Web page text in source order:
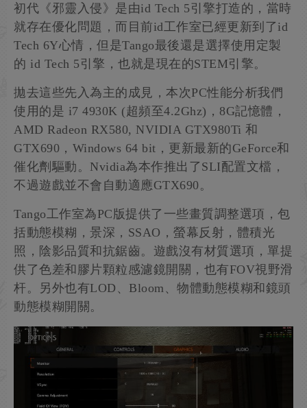
初代《邪靈入侵》是由id Tech 5引擎打造的，當時
就存在優化問題，而目前id工作室已經更新到了id
Tech 6Y心情，但是Tango最後還是選擇使用定製
的 id Tech 5引擎，也就是現在的STEM引擎。
拋去這些先入為主的成見，本次PC性能分析我們
使用的是 i7 4930K (超頻至4.2Ghz)，8G記憶體，
AMD Radeon RX580, NVIDIA GTX980Ti 和
GTX690，Windows 64 bit，更新最新的GeForce和
催化劑驅動。Nvidia為本作推出了SLI配置文檔，
不過遊戲並不會自動適應GTX690。
Tango工作室為PC版提供了一些畫質調整選項，包
括動態模糊，景深，SSAO，螢幕反射，體積光
照，陰影品質和抗鋸齒。遊戲沒有材質選項，單提
供了色差和膠片顆粒感濾鏡開關，也有FOV視野滑
杆。另外也有LOD、Bloom、物體動態模糊和鏡頭
動態模糊開關。